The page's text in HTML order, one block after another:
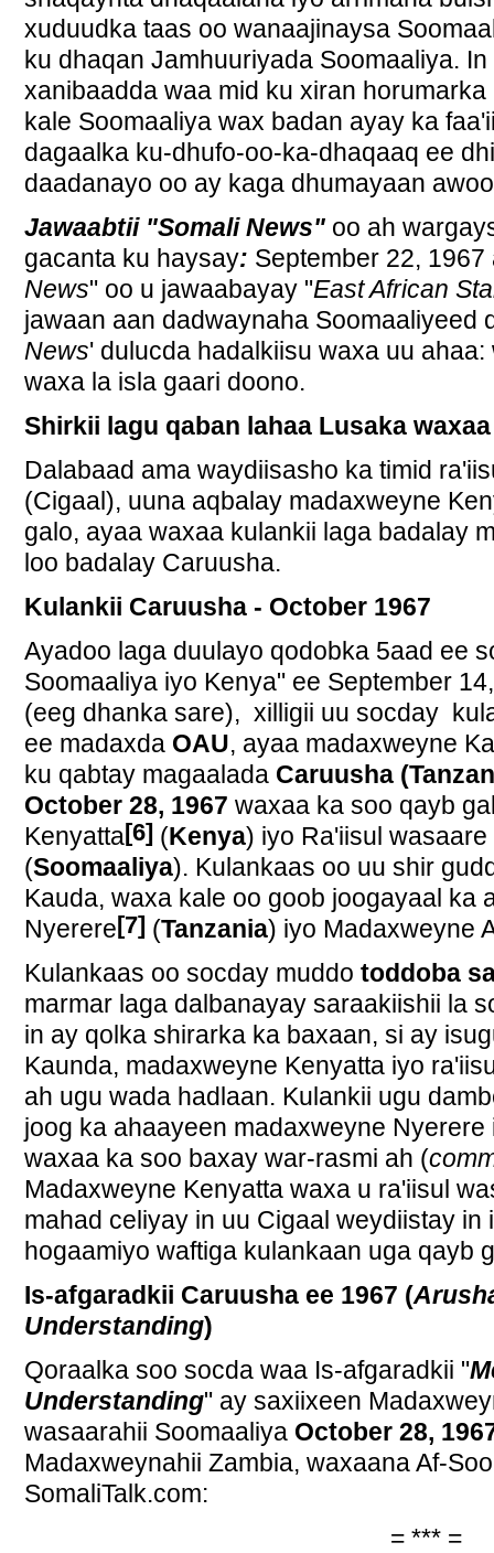
xuduudka taas oo wanaajinaysa
ku dhaqan Jamhuuriyada Soomaaliya.
xanibaadda waa mid ku xiran
kale Soomaaliya wax badan ayay ka
dagaalka ku-dhufo-oo-ka-dhaqaaq ee
daadanayo oo ay kaga dhumayaan
Jawaabtii "Somali News" oo ah
gacanta ku haysay: September 22,
News" oo u jawaabayay "East African
jawaan aan dadwaynaha Soomaaliyeed
News' dulucda hadalkiisu waxa uu
waxa la isla gaari doono.
Shirkii lagu qaban lahaa Lusaka
Dalabaad ama waydiisasho ka timid
(Cigaal), uuna aqbalay madaxweyne
galo, ayaa waxaa kulankii laga badalay
loo badalay Caruusha.
Kulankii Caruusha - October 1967
Ayadoo laga duulayo qodobka 5aad ee
Soomaaliya iyo Kenya" ee September
(eeg dhanka sare), xilligii uu socday
ee madaxda OAU, ayaa madaxweyne
ku qabtay magaalada Caruusha
October 28, 1967 waxaa ka soo qayb
Kenyatta[6] (Kenya) iyo Ra'iisul
(Soomaaliya). Kulankaas oo uu shir
Kauda, waxa kale oo goob joogayaal ka
Nyerere[7] (Tanzania) iyo Madaxweyne
Kulankaas oo socday muddo toddoba
marmar laga dalbanayay saraakiishii la
in ay qolka shirarka ka baxaan, si ay
Kaunda, madaxweyne Kenyatta iyo
ah ugu wada hadlaan. Kulankii ugu
joog ka ahaayeen madaxweyne
waxaa ka soo baxay war-rasmi ah (
Madaxweyne Kenyatta waxa u ra'iisul
mahad celiyay in uu Cigaal weydiistay in
hogaamiyo waftiga kulankaan uga qayb
Is-afgaradkii Caruusha ee 1967 (
Understanding)
Qoraalka soo socda waa Is-afgaradkii "
Understanding" ay saxiixeen
wasaarahii Soomaaliya October 28,
Madaxweynahii Zambia, waxaana Af-
SomaliTalk.com:
= *** =